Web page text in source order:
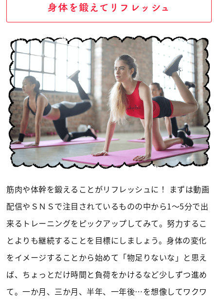
身体を鍛えてリフレッシュ
筋肉や体幹を鍛えることがリフレッシュに！ まずは動画
配信やＳＮＳで注目されているものの中から1～5分で出
来るトレーニングをピックアップしてみて。努力するこ
とよりも継続することを目標にしましょう。身体の変化
をイメージすることから始めて「物足りないな」と思え
ば、ちょっとだけ時間と負荷をかけるなど少しずつ進め
て。一か月、三か月、半年、一年後…を想像してワクワ